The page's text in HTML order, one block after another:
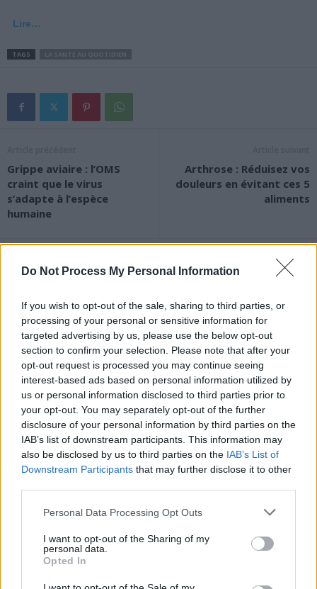
Do Not Process My Personal Information
If you wish to opt-out of the sale, sharing to third parties, or
processing of your personal or sensitive information for
targeted advertising by us, please use the below opt-out
section to confirm your selection. Please note that after your
opt-out request is processed you may continue seeing
interest-based ads based on personal information utilized by
us or personal information disclosed to third parties prior to
your opt-out. You may separately opt-out of the further
disclosure of your personal information by third parties on the
IAB’s list of downstream participants. This information may
also be disclosed by us to third parties on the IAB’s List of
Downstream Participants that may further disclose it to other
Personal Data Processing Opt Outs
I want to opt-out of the Sharing of my
personal data.
Opted In
Lire…
TAGS
Grippe aviaire : l’OMS
craint que le virus
s’adapte à l’espèce
humaine
Arthrose : Réduisez vos
douleurs en évitant ces 5
aliments
News Santé
https://news-sante.fr
ARTICLES CONNEXES PLUS DE L'AUTEUR
Santé
éviter le danger
Santé Santé